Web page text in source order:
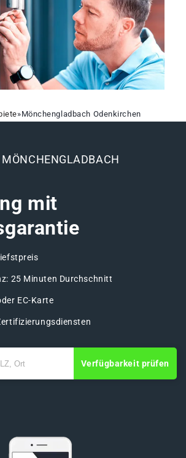
»Mönchengladbach Odenkirchen
mit
25 Minuten Durchschnitt
EC-Karte
Verfügbarkeit prüfen